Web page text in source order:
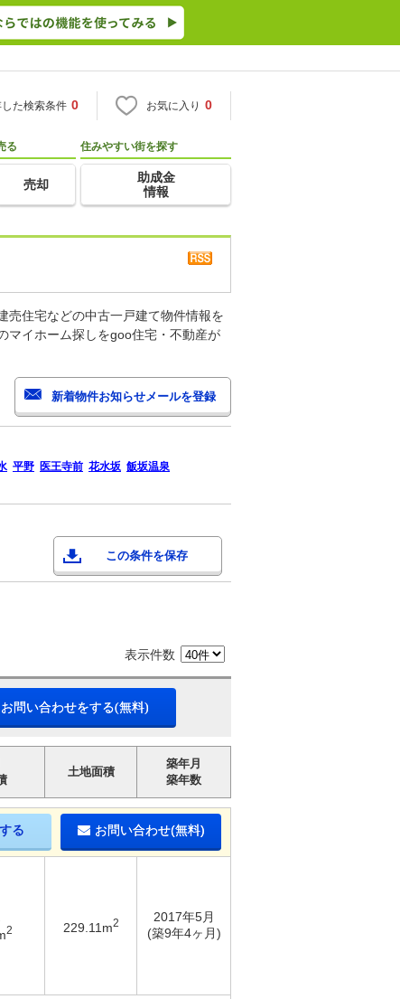
た検索条件 0 お気に入り 0
る
売却
住みやすい街を探す
助成金
情報
売住宅などの中古一戸建て物件情報を
マイホーム探しをgoo住宅・不動産が
平野 医王寺前 花水坂 飯坂温泉
この条件を保存
表示件数
問い合わせをする(無料)
土地面積
築年月
築年数
る お問い合わせ(無料)
2 229.11m2
2017年5月
(築9年4ヶ月)